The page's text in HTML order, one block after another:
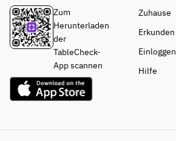
Zum
Herunterladen
der
TableCheck-
App scannen
Zuhause
Erkunden
Einloggen
Hilfe